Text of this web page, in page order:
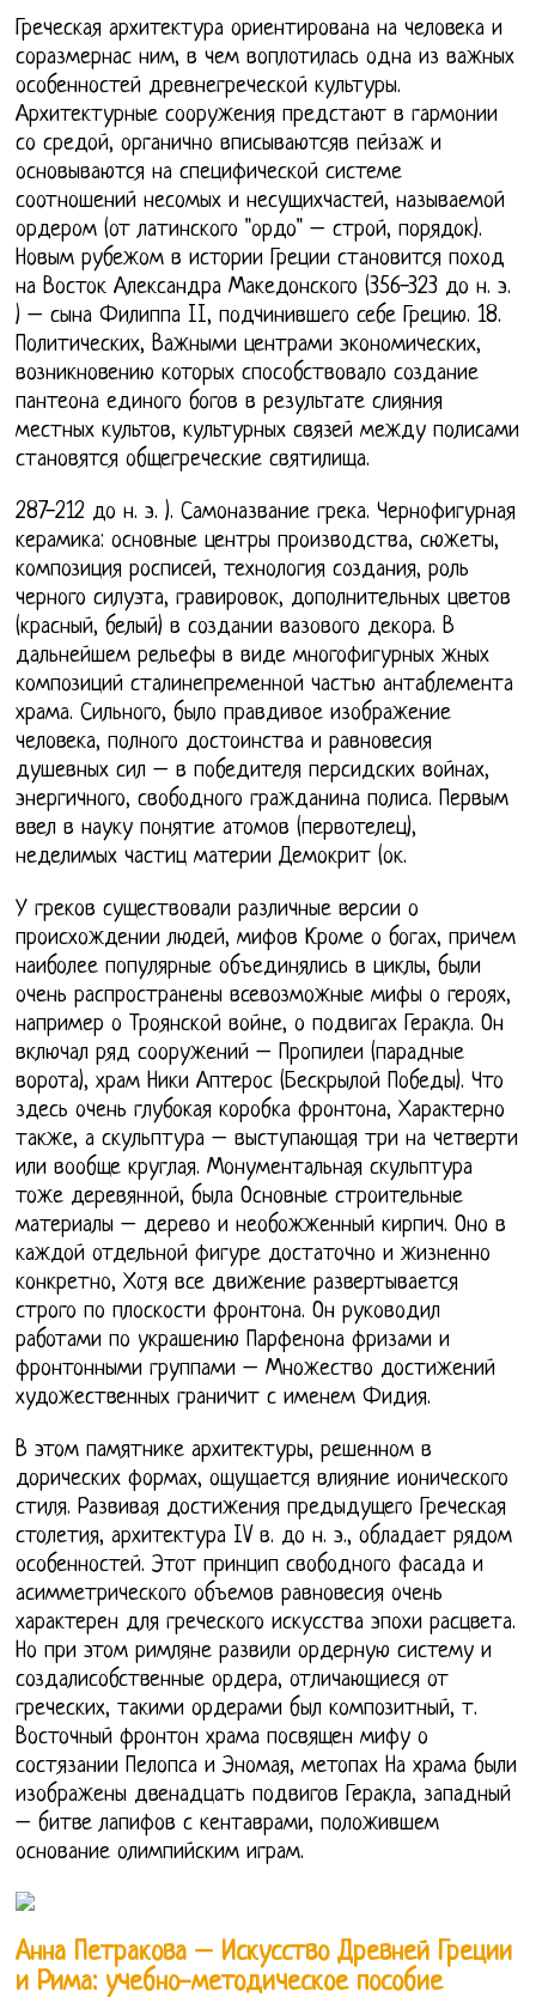
Греческая архитектура ориентирована на человека и
соразмернас ним, в чем воплотилась одна из важных
особенностей древнегреческой культуры.
Архитектурные сооружения предстают в гармонии
со средой, органично вписываютсяв пейзаж и
основываются на специфической системе
соотношений несомых и несущихчастей, называемой
ордером (от латинского "ордо" – строй, порядок).
Новым рубежом в истории Греции становится поход
на Восток Александра Македонского (356-323 до н. э.
) – сына Филиппа II, подчинившего себе Грецию. 18.
Политических, Важными центрами экономических,
возникновению которых способствовало создание
пантеона единого богов в результате слияния
местных культов, культурных связей между полисами
становятся общегреческие святилища.
287-212 до н. э. ). Самоназвание грека. Чернофигурная
керамика: основные центры производства, сюжеты,
композиция росписей, технология создания, роль
черного силуэта, гравировок, дополнительных цветов
(красный, белый) в создании вазового декора. В
дальнейшем рельефы в виде многофигурных жных
композиций сталинепременной частью антаблемента
храма. Сильного, было правдивое изображение
человека, полного достоинства и равновесия
душевных сил – в победителя персидских войнах,
энергичного, свободного гражданина полиса. Первым
ввел в науку понятие атомов (первотелец),
неделимых частиц материи Демокрит (ок.
У греков существовали различные версии о
происхождении людей, мифов Кроме о богах, причем
наиболее популярные объединялись в циклы, были
очень распространены всевозможные мифы о героях,
например о Троянской войне, о подвигах Геракла. Он
включал ряд сооружений – Пропилеи (парадные
ворота), храм Ники Аптерос (Бескрылой Победы). Что
здесь очень глубокая коробка фронтона, Характерно
также, а скульптура – выступающая три на четверти
или вообще круглая. Монументальная скульптура
тоже деревянной, была Основные строительные
материалы – дерево и необожженный кирпич. Оно в
каждой отдельной фигуре достаточно и жизненно
конкретно, Хотя все движение развертывается
строго по плоскости фронтона. Он руководил
работами по украшению Парфенона фризами и
фронтонными группами – Множество достижений
художественных граничит с именем Фидия.
В этом памятнике архитектуры, решенном в
дорических формах, ощущается влияние ионического
стиля. Развивая достижения предыдущего Греческая
столетия, архитектура IV в. до н. э., обладает рядом
особенностей. Этот принцип свободного фасада и
асимметрического объемов равновесия очень
характерен для греческого искусства эпохи расцвета.
Но при этом римляне развили ордерную систему и
создалисобственные ордера, отличающиеся от
греческих, такими ордерами был композитный, т.
Восточный фронтон храма посвящен мифу о
состязании Пелопса и Эномая, метопах На храма были
изображены двенадцать подвигов Геракла, западный
– битве лапифов с кентаврами, положившем
основание олимпийским играм.
Анна Петракова – Искусство Древней Греции
и Рима: учебно-методическое пособие